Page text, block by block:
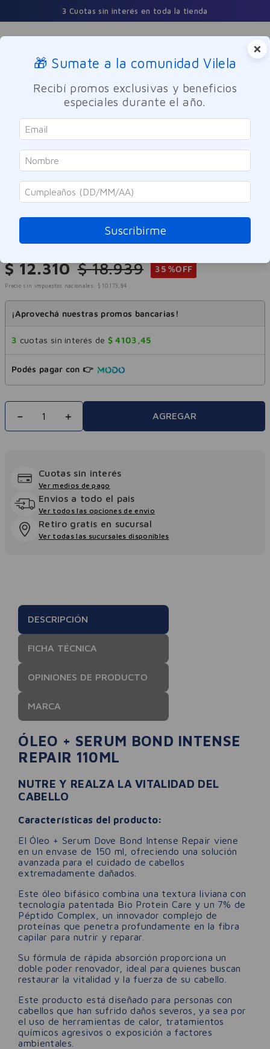
3 Cuotas sin interés en toda la tienda
Buscar
Cuidado Personal Cuidado del Cabello Tratamiento
Dove
Oleo + Serum Dove Bond Intense
Repair 110 ml
Referencia:-318766
$ 12.310 $ 18.939 35 %OFF
Precio sin impuestos nacionales: $ 10.173 , 84
¡Aprovechá nuestras promos bancarias!
3 cuotas sin interés de $ 4103 ,45
Podés pagar con 👉
＋
－ AGREGAR
Cuotas sin interés
Ver medios de pago
Envios a todo el pais
Ver todos las opciones de envio
Retiro gratis en sucursal
Ver todas las sucursales disponibles
DESCRIPCIÓN
FICHA TÉCNICA
OPINIONES DE PRODUCTO
MARCA
ÓLEO + SERUM BOND INTENSE
REPAIR 110ML
NUTRE Y REALZA LA VITALIDAD DEL
CABELLO
Características del producto:
El Óleo + Serum Dove Bond Intense Repair viene
en un envase de 150 ml, ofreciendo una solución
avanzada para el cuidado de cabellos
extremadamente dañados.
Este óleo bifásico combina una textura liviana con
tecnología patentada Bio Protein Care y un 7% de
Péptido Complex, un innovador complejo de
proteínas que penetra profundamente en la fibra
capilar para nutrir y reparar.
Su fórmula de rápida absorción proporciona un
doble poder renovador, ideal para quienes buscan
restaurar la vitalidad y la fuerza de su cabello.
Este producto está diseñado para personas con
cabellos que han sufrido daños severos, ya sea por
el uso de herramientas de calor, tratamientos
químicos agresivos o exposición a factores
ambientales.
×
🎁 Sumate a la comunidad Vilela
Recibí promos exclusivas y beneficios
especiales durante el año.
Suscribirme